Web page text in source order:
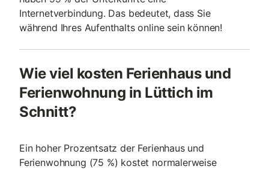
Internetverbindung. Das bedeutet, dass Sie
während Ihres Aufenthalts online sein können!
Wie viel kosten Ferienhaus und
Ferienwohnung in Lüttich im
Schnitt?
Ein hoher Prozentsatz der Ferienhaus und
Ferienwohnung (75 %) kostet normalerweise